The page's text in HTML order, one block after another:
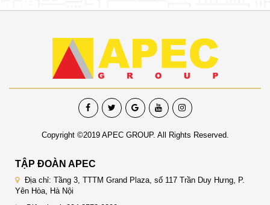
Copyright ©2019 APEC GROUP. All Rights Reserved.
TẬP ĐOÀN APEC
Địa chỉ: Tầng 3, TTTM Grand Plaza, số 117 Trần Duy Hưng, P.
Yên Hòa, Hà Nội